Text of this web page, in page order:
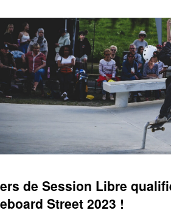
de Session Libre
Street 2023 !